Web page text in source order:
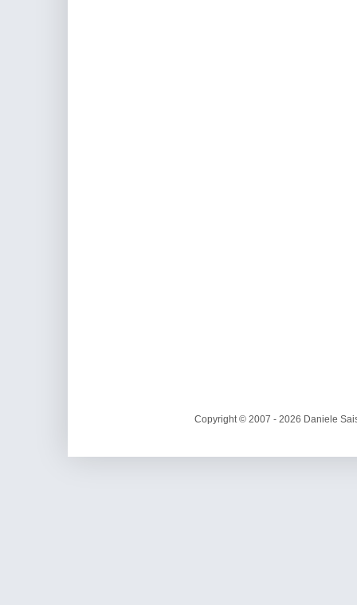
Copyright © 2007 - 2026 Daniele